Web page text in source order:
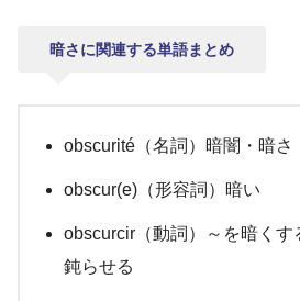
暗さに関連する単語まとめ
obscurité（名詞）暗闇・暗さ
obscur(e)（形容詞）暗い
obscurcir（動詞）～を暗くす
鈍らせる